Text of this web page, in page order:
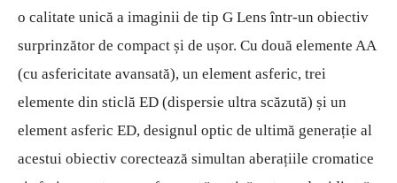
o calitate unică a imaginii de tip G Lens într-un obiectiv
surprinzător de compact și de ușor. Cu două elemente AA
(cu asfericitate avansată), un element asferic, trei
elemente din sticlă ED (dispersie ultra scăzută) și un
element asferic ED, designul optic de ultimă generație al
acestui obiectiv corectează simultan aberațiile cromatice